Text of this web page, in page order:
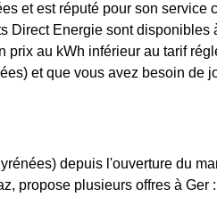
et est réputé pour son service
Direct Energie sont disponibles
prix au kWh inférieur au tarif
et que vous avez besoin de
depuis l'ouverture du
propose plusieurs offres à Ger :